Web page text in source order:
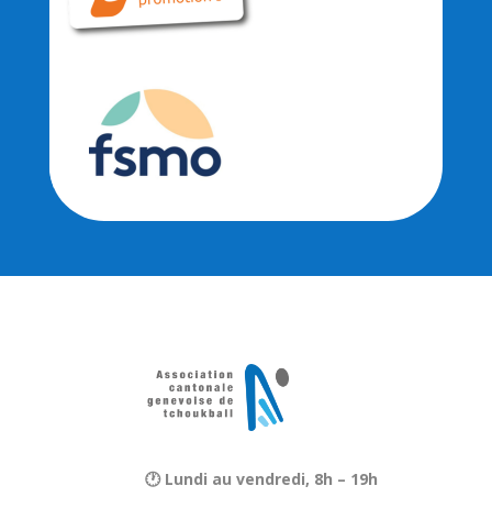
🕐 Lundi au vendredi, 8h – 19h